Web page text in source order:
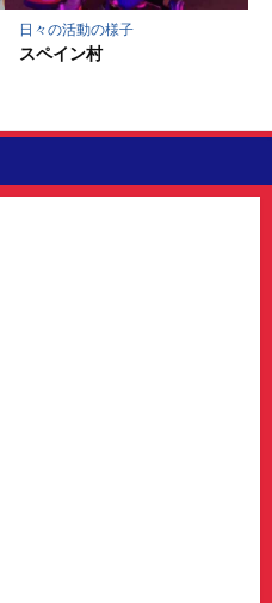
日々の活動の様子
スペイン村